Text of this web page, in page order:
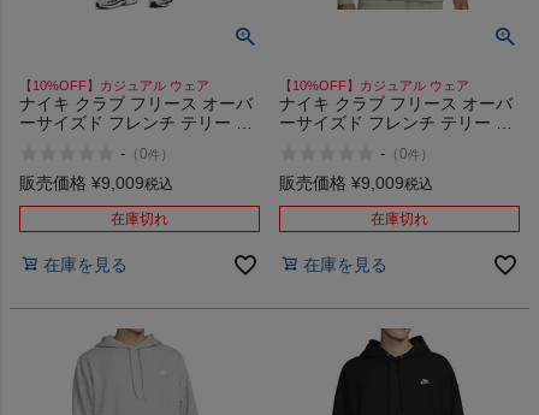
【10%OFF】カジュアル ウェア
ナイキ クラブ フリース オーバ
ーサイズド フレンチ テリー パ
- （0件 ）
販売価格 ¥9,009税込
在庫切れ
在庫を見る
【10%OFF】カジュアル ウェア
ナイキ クラブ フリース オーバ
ーサイズド フレンチ テリー プ
ル ウェア NIKE 370
- （0件 ）
販売価格 ¥9,009税込
在庫切れ
在庫を見る